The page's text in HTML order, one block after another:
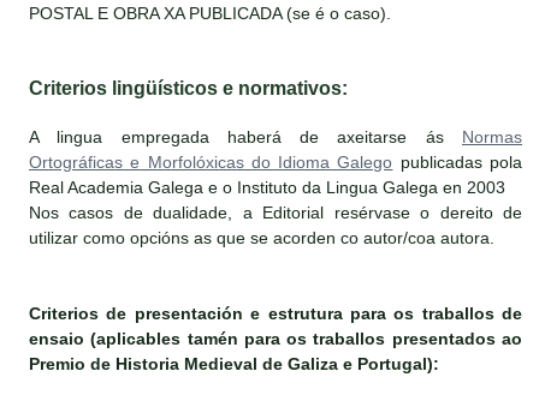
POSTAL E OBRA XA PUBLICADA (se é o caso).
Criterios lingüísticos e normativos:
A lingua empregada haberá de axeitarse ás Normas
Ortográficas e Morfolóxicas do Idioma Galego publicadas pola
Real Academia Galega e o Instituto da Lingua Galega en 2003
Nos casos de dualidade, a Editorial resérvase o dereito de
utilizar como opcións as que se acorden co autor/coa autora.
Criterios de presentación e estrutura para os traballos de
ensaio (aplicables tamén para os traballos presentados ao
Premio de Historia Medieval de Galiza e Portugal):